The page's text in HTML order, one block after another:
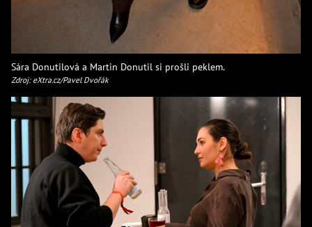
Sára Donutilová a Martin Donutil si prošli peklem.
Zdroj: eXtra.cz/Pavel Dvořák